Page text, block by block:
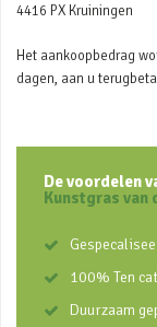
4416 PX Kruiningen
Het aankoopbedrag
dagen, aan u
De voordelen
Kunstgras van
100% Ten
Duurzaam